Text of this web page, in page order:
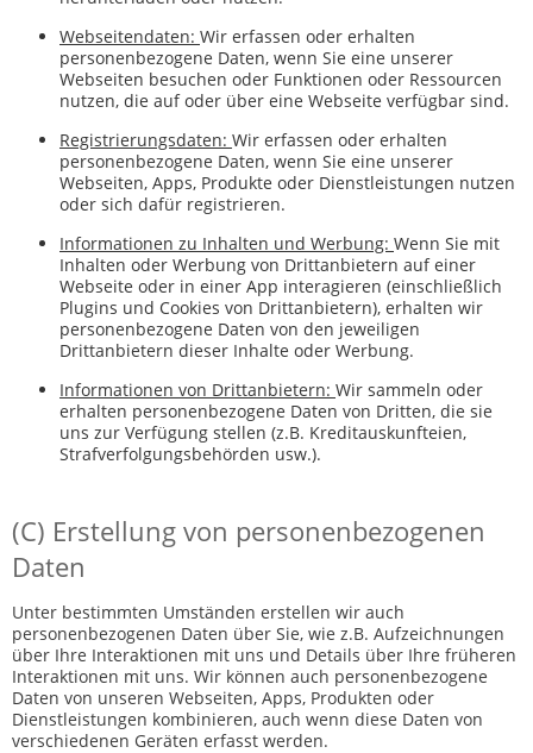
Webseitendaten: Wir erfassen oder erhalten
personenbezogene Daten, wenn Sie eine unserer
Webseiten besuchen oder Funktionen oder Ressourcen
nutzen, die auf oder über eine Webseite verfügbar sind.
Registrierungsdaten: Wir erfassen oder erhalten
personenbezogene Daten, wenn Sie eine unserer
Webseiten, Apps, Produkte oder Dienstleistungen nutzen
oder sich dafür registrieren.
Informationen zu Inhalten und Werbung: Wenn Sie mit
Inhalten oder Werbung von Drittanbietern auf einer
Webseite oder in einer App interagieren (einschließlich
Plugins und Cookies von Drittanbietern), erhalten wir
personenbezogene Daten von den jeweiligen
Drittanbietern dieser Inhalte oder Werbung.
Informationen von Drittanbietern: Wir sammeln oder
erhalten personenbezogene Daten von Dritten, die sie
uns zur Verfügung stellen (z.B. Kreditauskunfteien,
Strafverfolgungsbehörden usw.).
(C) Erstellung von personenbezogenen
Daten
Unter bestimmten Umständen erstellen wir auch
personenbezogenen Daten über Sie, wie z.B. Aufzeichnungen
über Ihre Interaktionen mit uns und Details über Ihre früheren
Interaktionen mit uns. Wir können auch personenbezogene
Daten von unseren Webseiten, Apps, Produkten oder
Dienstleistungen kombinieren, auch wenn diese Daten von
verschiedenen Geräten erfasst werden.